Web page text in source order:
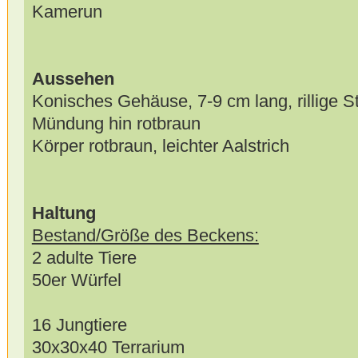
Kamerun
Aussehen
Konisches Gehäuse, 7-9 cm lang, rillige
Mündung hin rotbraun
Körper rotbraun, leichter Aalstrich
Haltung
Bestand/Größe des Beckens:
2 adulte Tiere
50er Würfel
16 Jungtiere
30x30x40 Terrarium